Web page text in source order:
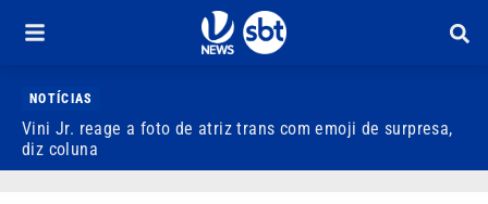
NOTÍCIAS
Vini Jr. reage a foto de atriz trans com emoji de surpresa,
diz coluna